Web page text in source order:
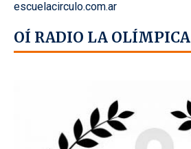
escuelacirculo.com.ar
OÍ RADIO LA OLÍMPICA